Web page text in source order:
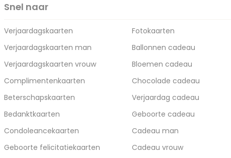
Snel naar
Verjaardagskaarten
Verjaardagskaarten man
Verjaardagskaarten vrouw
Complimentenkaarten
Beterschapskaarten
Bedanktkaarten
Condoleancekaarten
Geboorte felicitatiekaarten
Fotokaarten
Ballonnen cadeau
Bloemen cadeau
Chocolade cadeau
Verjaardag cadeau
Geboorte cadeau
Cadeau man
Cadeau vrouw